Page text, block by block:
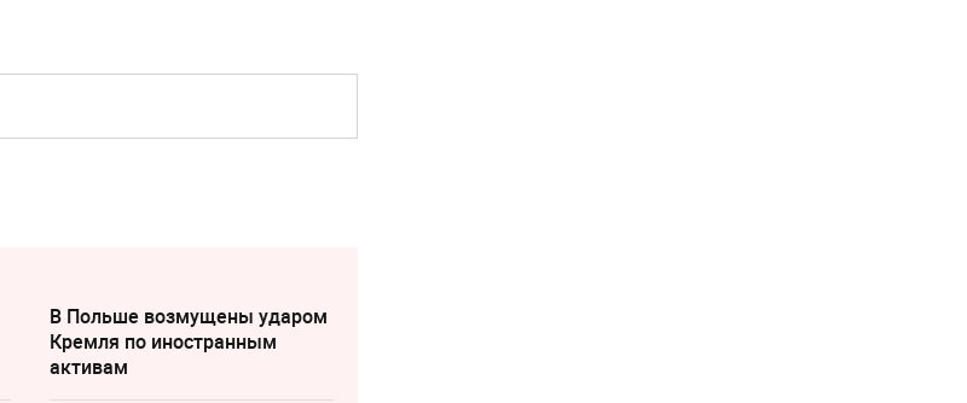
В Польше возмущены ударом
Кремля по иностранным
активам